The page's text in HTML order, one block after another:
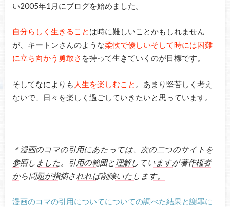
い2005年1月にブログを始めました。
自分らしく生きること は時に難しいことかもしれません
が、キートンさんのような柔軟で優しいそして時には困難
に立ち向かう勇敢さ を持って生きていくのが目標です。
そしてなによりも 人生を楽しむこと 。あまり堅苦しく考え
ないで、日々を楽しく過ごしていきたいと思っています。
＊漫画のコマの引用にあたっては、次の二つのサイトを
参照しました。引用の範囲と理解していますが著作権者
から問題が指摘されれば削除いたします。
漫画のコマの引用についてについての調べた結果と謝罪に